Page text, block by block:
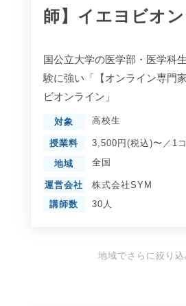
師】イエヨビオ
国公立大学の医学部・医学科
験に強い「【オンライン専門
ビオンライン」
対象 高校生
授業料 3,500円(税込)〜／1コ
地域 全国
運営会社
株式会社SYM
講師数
30人
地域でさらに絞り込